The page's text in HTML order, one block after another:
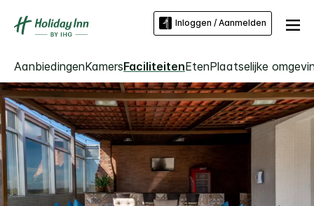
Inloggen / Aanmelden
AanbiedingenKamersFaciliteitenEtenPlaatselijke